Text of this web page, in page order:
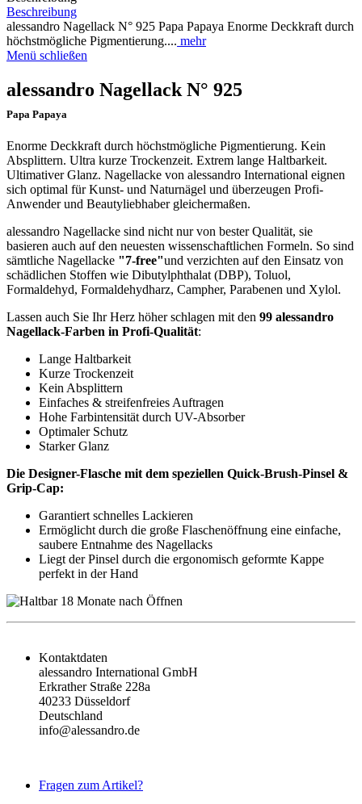
Beschreibung
alessandro Nagellack N° 925 Papa Papaya Enorme Deckkraft durch
höchstmögliche Pigmentierung.... mehr
Menü schließen
alessandro Nagellack N° 925
Papa Papaya
Enorme Deckkraft durch höchstmögliche Pigmentierung. Kein
Absplittern. Ultra kurze Trockenzeit. Extrem lange Haltbarkeit.
Ultimativer Glanz. Nagellacke von alessandro International eignen
sich optimal für Kunst- und Naturnägel und überzeugen Profi-
Anwender und Beautyliebhaber gleichermaßen.
alessandro Nagellacke sind nicht nur von bester Qualität, sie
basieren auch auf den neuesten wissenschaftlichen Formeln. So sind
sämtliche Nagellacke "7-free"und verzichten auf den Einsatz von
schädlichen Stoffen wie Dibutylphthalat (DBP), Toluol,
Formaldehyd, Formaldehydharz, Campher, Parabenen und Xylol.
Lassen auch Sie Ihr Herz höher schlagen mit den 99 alessandro
Nagellack-Farben in Profi-Qualität:
Lange Haltbarkeit
Kurze Trockenzeit
Kein Absplittern
Einfaches & streifenfreies Auftragen
Hohe Farbintensität durch UV-Absorber
Optimaler Schutz
Starker Glanz
Die Designer-Flasche mit dem speziellen Quick-Brush-Pinsel &
Grip-Cap:
Garantiert schnelles Lackieren
Ermöglicht durch die große Flaschenöffnung eine einfache,
saubere Entnahme des Nagellacks
Liegt der Pinsel durch die ergonomisch geformte Kappe
perfekt in der Hand
Kontaktdaten
alessandro International GmbH
Erkrather Straße 228a
40233 Düsseldorf
Deutschland
info@alessandro.de
Fragen zum Artikel?